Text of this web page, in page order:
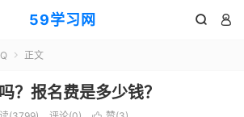
59学习网  
 正文
？报名费是多少钱？